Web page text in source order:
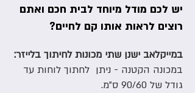
יש לכם מודל מיוחד לבית חכם ואתם
רוצים לראות אותו קם לחיים?
במייקלאב ישנן שתי מכונות לחיתוך בלייזר:
במכונה הקטנה - ניתן לחתוך לוחות עד
גודל של 90/60 ס"מ.